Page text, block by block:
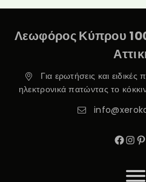
Λεωφόρος Κύπρου
Για ερωτήσεις και ειδικές
ηλεκτρονικά πατώντας το